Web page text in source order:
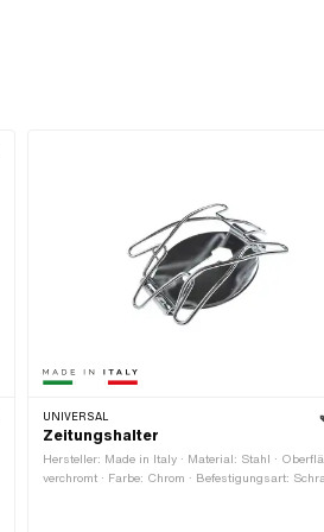
UNIVERSAL
Zeitungshalter
Hersteller: Made in Italy · Material: Stahl ·
verchromt · Farbe: Chrom · Befestigungsart: